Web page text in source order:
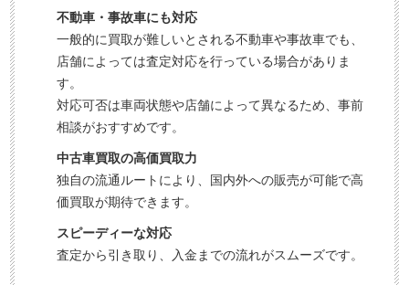
不動車・事故車にも対応
一般的に買取が難しいとされる不動車や事故車でも、
店舗によっては査定対応を行っている場合がありま
す。
対応可否は車両状態や店舗によって異なるため、事前
相談がおすすめです。
中古車買取の高価買取力
独自の流通ルートにより、国内外への販売が可能で高
価買取が期待できます。
スピーディーな対応
査定から引き取り、入金までの流れがスムーズです。